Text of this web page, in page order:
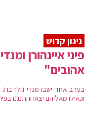
ניגון קדוש
פיני איינהורן
אהובים"
בערב אחד ישבו מנדי גולדברג
וכאילו מאליהם יצאו והתנגנו